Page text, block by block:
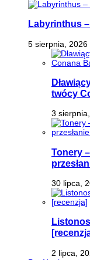
Labyrinthus
5 sierpnia, 2026
twócy
3
Tonery
30 lipca,
2 lipca,